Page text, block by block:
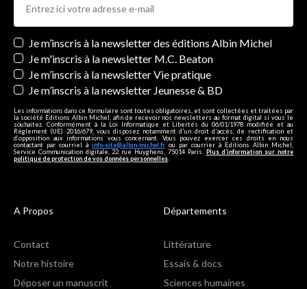
Newsletters
Je m’inscris à la newsletter des éditions Albin Michel
Je m'inscris à la newsletter M.C. Beaton
Je m’inscris à la newsletter Vie pratique
Je m’inscris à la newsletter Jeunesse & BD
Les informations dans ce formulaire sont toutes obligatoires, et sont collectées et traitées par
la société Editions Albin Michel, afin de recevoir nos newsletters au format digital si vous le
souhaitez. Conformément à la Loi Informatique et Libertés du 06/01/1978 modifiée et au
Règlement (UE) 2016/679, vous disposez notamment d'un droit d'accès, de rectification et
d’opposition aux informations vous concernant. Vous pouvez exercer ces droits en nous
contactant par courriel à info-site@albin-michel.fr ou par courrier à Editions Albin Michel,
Service Communication digitale, 22 rue Huyghens, 75014 Paris. Plus d’information sur notre
politique de protection de vos données personnelles
A Propos
Contact
Notre histoire
Déposer un manuscrit
Départements
Littérature
Essais & docs
Sciences humaines